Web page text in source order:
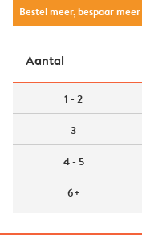
Bestel meer, bespaar meer
Aantal
1 - 2
3
4 - 5
6+